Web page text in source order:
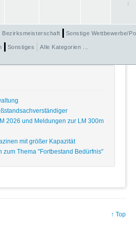
1
Bezirksmeisterschaft Sonstige Wettbewerbe/
Sonstiges Alle Kategorien ...
2026 und Meldungen zur LM 300m
mit größer Kapazität
zum Thema "Fortbestand Bedürfnis"
↑ Top